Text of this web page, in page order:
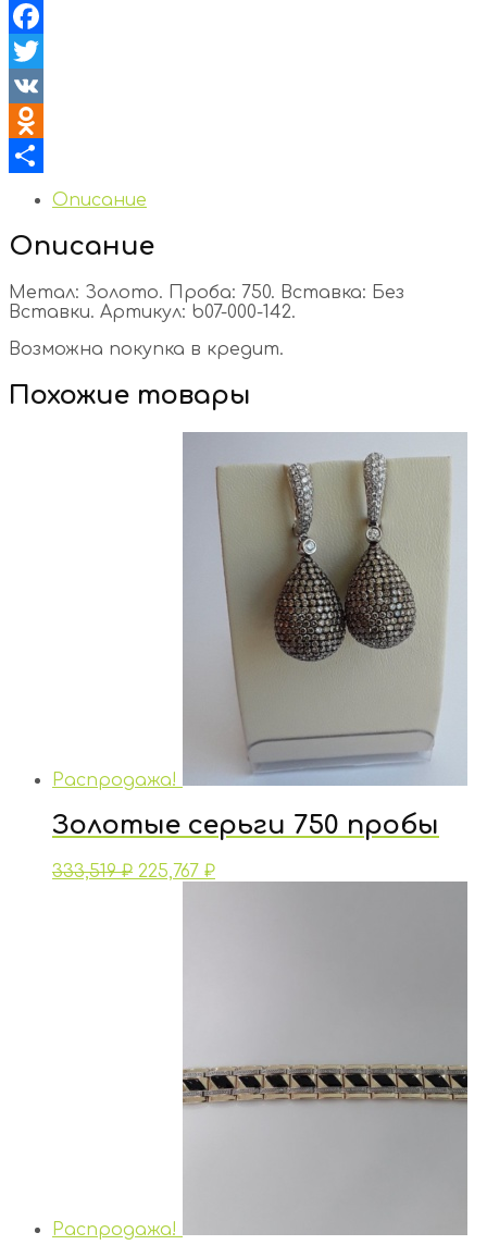
Facebook
Twitter
VK
Odnoklassniki
Отправить
Описание
Описание
Метал: Золото. Проба: 750. Вставка: Без
Вставки. Артикул: b07-000-142.
Возможна покупка в кредит.
Похожие товары
Распродажа!
Золотые серьги 750 пробы
333,519₽ 225,767 ₽
Распродажа!